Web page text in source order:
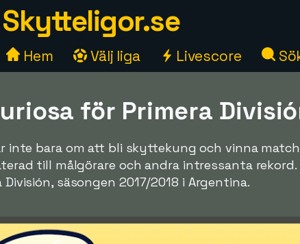
Skytteligor.se
Hem Välj liga Livescore
för Primera
inte bara om att bli skyttekung och vinna
till målgörare och andra intressanta
División, säsongen 2017/2018 i Argentina.